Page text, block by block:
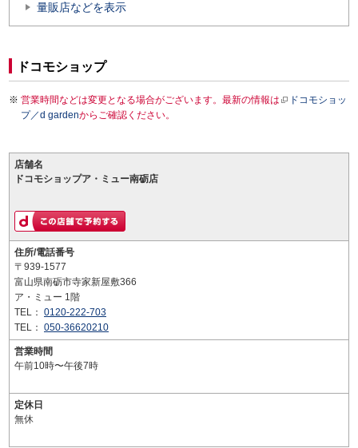
量販店などを表示
ドコモショップ
営業時間などは変更となる場合がございます。最新の情報は
ドコモショッ
プ／d gardenからご確認ください。
店舗名
ドコモショップア・ミュー南砺店
住所/電話番号
〒939-1577
富山県南砺市寺家新屋敷366
ア・ミュー 1階
TEL： 0120-222-703
TEL： 050-36620210
営業時間
午前10時〜午後7時
定休日
無休